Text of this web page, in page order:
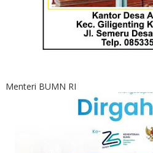
Menteri BUMN RI